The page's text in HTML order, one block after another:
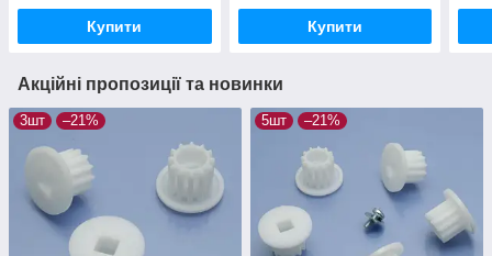
Купити Купити
Акційні пропозиції та новинки
3шт –21% 5шт –21%